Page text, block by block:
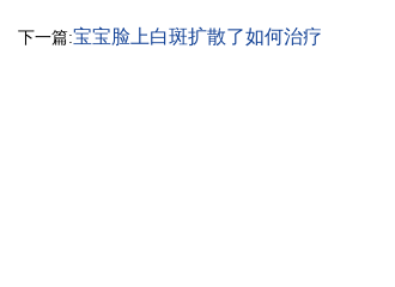
下一篇:宝宝脸上白斑扩散了如何治疗